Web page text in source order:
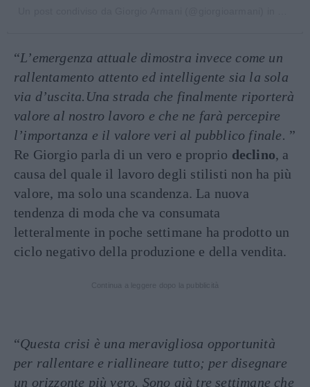
“L’emergenza attuale dimostra invece come un
rallentamento attento ed intelligente sia la sola
via d’uscita.Una strada che finalmente riporterà
valore al nostro lavoro e che ne farà percepire
l’importanza e il valore veri al pubblico finale. ”
Re Giorgio parla di un vero e proprio declino, a
causa del quale il lavoro degli stilisti non ha più
valore, ma solo una scandenza. La nuova
tendenza di moda che va consumata
letteralmente in poche settimane ha prodotto un
ciclo negativo della produzione e della vendita.
“Questa crisi è una meravigliosa opportunità
per rallentare e riallineare tutto; per disegnare
un orizzonte più vero. Sono già tre settimane che